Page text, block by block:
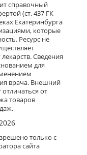
справочный
(ст. 437 ГК
Екатеринбурга
которые
Ресурс не
Сведения
для
врача. Внешний
от
товаров
только с
сайта